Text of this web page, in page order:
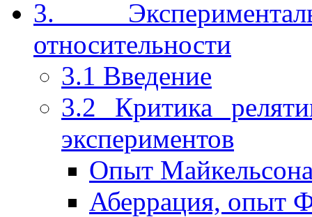
3.
относительности
3.1 Введение
3.2 Критика
экспериментов
Опыт
Аберрация, опыт